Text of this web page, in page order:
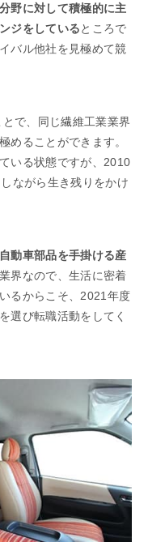
野に対して積極的に主
ジをしているところで
バル他社を見極めて競
で、同じ繊維工業業界
めることができます。
いる状態ですが、2010
ながら生き残りをかけ
自動車部品を手掛ける産
界なので、生活に密着
るからこそ、2021年度
選び転職活動をしてく